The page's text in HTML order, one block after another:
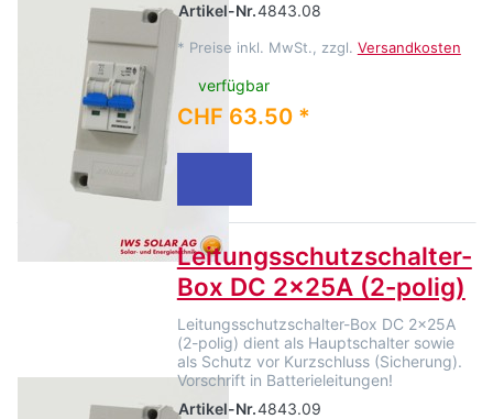
Artikel-Nr.4843.08
* Preise inkl. MwSt., zzgl. Versandkosten
verfügbar
CHF 63.50 *
Leitungsschutzschalter-
Box DC 2x25A (2-polig)
Leitungsschutzschalter-Box DC 2x25A
(2-polig) dient als Hauptschalter sowie
als Schutz vor Kurzschluss (Sicherung).
Vorschrift in Batterieleitungen!
Artikel-Nr.4843.09